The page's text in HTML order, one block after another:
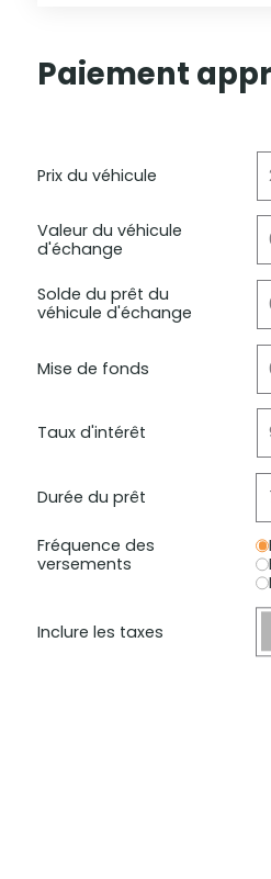
Paiement
Prix du véhicule
Valeur du véhicule
d'échange
Solde du prêt du
véhicule d'échange
Mise de fonds
Taux d'intérêt
Durée du prêt
Fréquence des
versements
Inclure les taxes